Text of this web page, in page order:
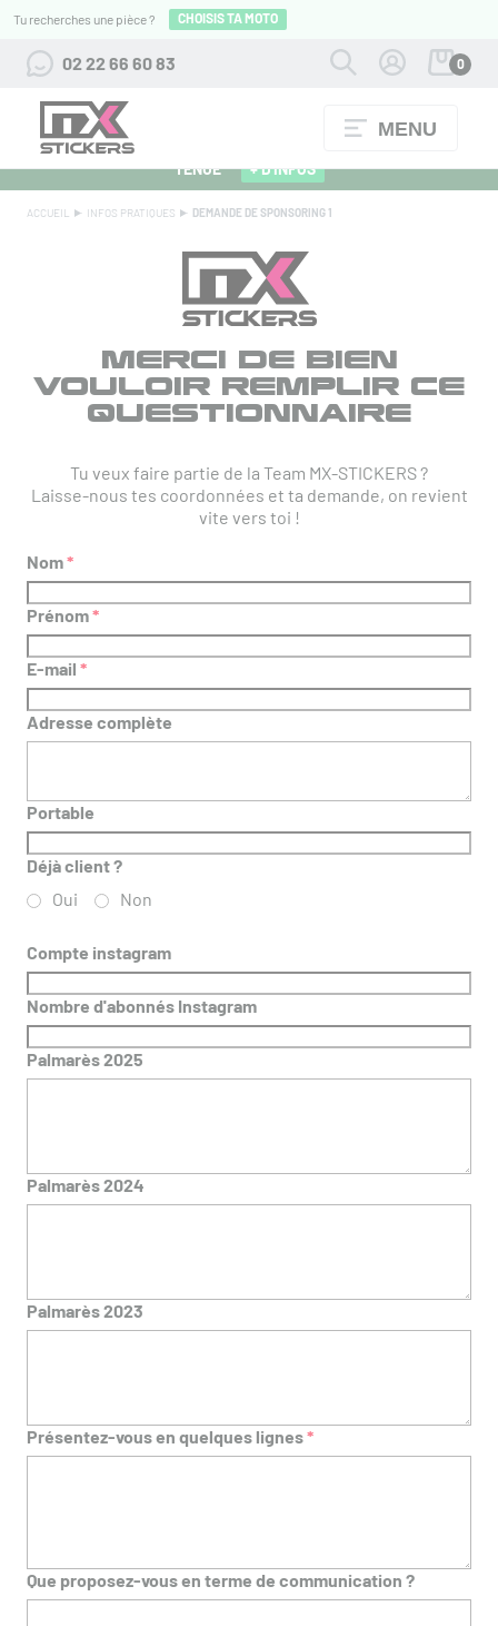
Tu recherches une pièce ? CHOISIS TA MOTO
02 22 66 60 83 0
MENU
ALPINESTARS 27 : FLOCAGE OFFERT POUR L'ACHAT D'UNE
TENUE
+ D'INFOS
ACCUEIL INFOS PRATIQUES DEMANDE DE SPONSORING 1
MERCI DE BIEN
VOULOIR REMPLIR CE
QUESTIONNAIRE
Tu veux faire partie de la Team MX-STICKERS ?
Laisse-nous tes coordonnées et ta demande, on revient
vite vers toi !
Nom*
Prénom*
E-mail *
Adresse complète
Portable
Déjà client ?
Oui
Non
Compte instagram
Nombre d'abonnés Instagram
Palmarès 2025
Palmarès 2024
Palmarès 2023
Présentez-vous en quelques lignes*
Que proposez-vous en terme de communication ?